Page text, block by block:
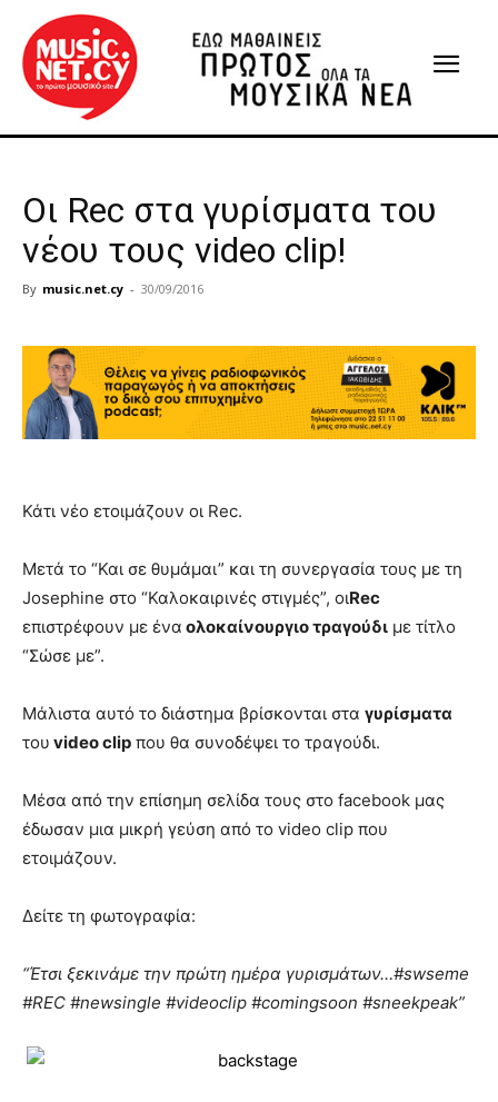
Οι Rec στα γυρίσματα του
νέου τους video clip!
By music.net.cy - 30/09/2016
Κάτι νέο ετοιμάζουν οι Rec.
Μετά το “Και σε θυμάμαι” και τη συνεργασία τους με τη
Josephine στο “Καλοκαιρινές στιγμές”, οιRec
επιστρέφουν με ένα ολοκαίνουργιο τραγούδι με τίτλο
“Σώσε με”.
Μάλιστα αυτό το διάστημα βρίσκονται στα γυρίσματα
του video clip που θα συνοδέψει το τραγούδι.
Μέσα από την επίσημη σελίδα τους στο facebook μας
έδωσαν μια μικρή γεύση από το video clip που
ετοιμάζουν.
Δείτε τη φωτογραφία:
“Έτσι ξεκινάμε την πρώτη ημέρα γυρισμάτων…#swseme
#REC #newsingle #videoclip #comingsoon #sneekpeak”